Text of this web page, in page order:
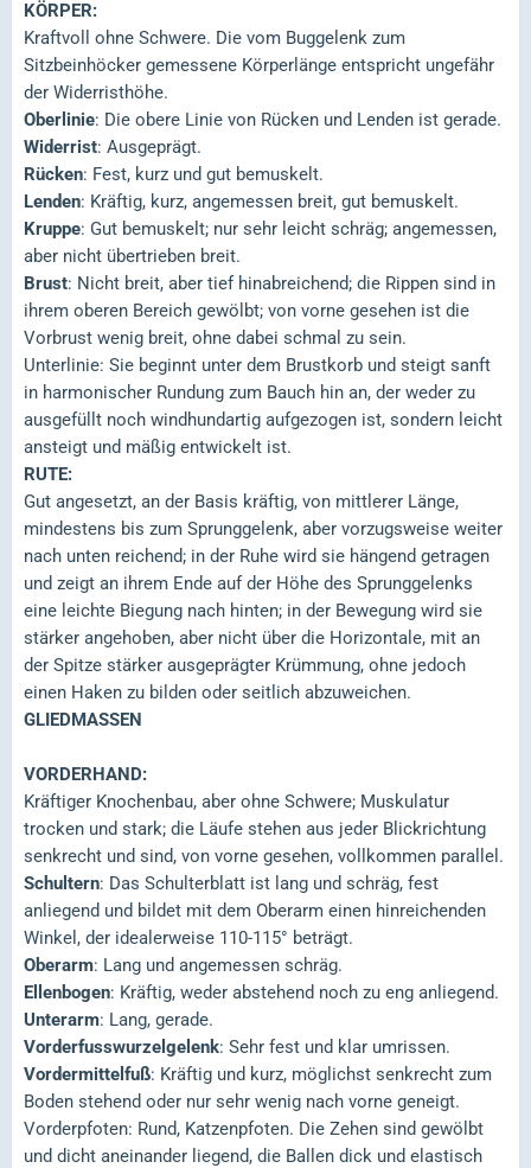
KÖRPER:
Kraftvoll ohne Schwere. Die vom Buggelenk zum
Sitzbeinhöcker gemessene Körperlänge entspricht ungefähr
der Widerristhöhe.
Oberlinie: Die obere Linie von Rücken und Lenden ist gerade.
Widerrist: Ausgeprägt.
Rücken: Fest, kurz und gut bemuskelt.
Lenden: Kräftig, kurz, angemessen breit, gut bemuskelt.
Kruppe: Gut bemuskelt; nur sehr leicht schräg; angemessen,
aber nicht übertrieben breit.
Brust: Nicht breit, aber tief hinabreichend; die Rippen sind in
ihrem oberen Bereich gewölbt; von vorne gesehen ist die
Vorbrust wenig breit, ohne dabei schmal zu sein.
Unterlinie: Sie beginnt unter dem Brustkorb und steigt sanft
in harmonischer Rundung zum Bauch hin an, der weder zu
ausgefüllt noch windhundartig aufgezogen ist, sondern leicht
ansteigt und mäßig entwickelt ist.
RUTE:
Gut angesetzt, an der Basis kräftig, von mittlerer Länge,
mindestens bis zum Sprunggelenk, aber vorzugsweise weiter
nach unten reichend; in der Ruhe wird sie hängend getragen
und zeigt an ihrem Ende auf der Höhe des Sprunggelenks
eine leichte Biegung nach hinten; in der Bewegung wird sie
stärker angehoben, aber nicht über die Horizontale, mit an
der Spitze stärker ausgeprägter Krümmung, ohne jedoch
einen Haken zu bilden oder seitlich abzuweichen.
GLIEDMASSEN
VORDERHAND:
Kräftiger Knochenbau, aber ohne Schwere; Muskulatur
trocken und stark; die Läufe stehen aus jeder Blickrichtung
senkrecht und sind, von vorne gesehen, vollkommen parallel.
Schultern: Das Schulterblatt ist lang und schräg, fest
anliegend und bildet mit dem Oberarm einen hinreichenden
Winkel, der idealerweise 110-115° beträgt.
Oberarm: Lang und angemessen schräg.
Ellenbogen: Kräftig, weder abstehend noch zu eng anliegend.
Unterarm: Lang, gerade.
Vorderfusswurzelgelenk: Sehr fest und klar umrissen.
Vordermittelfuß: Kräftig und kurz, möglichst senkrecht zum
Boden stehend oder nur sehr wenig nach vorne geneigt.
Vorderpfoten: Rund, Katzenpfoten. Die Zehen sind gewölbt
und dicht aneinander liegend, die Ballen dick und elastisch